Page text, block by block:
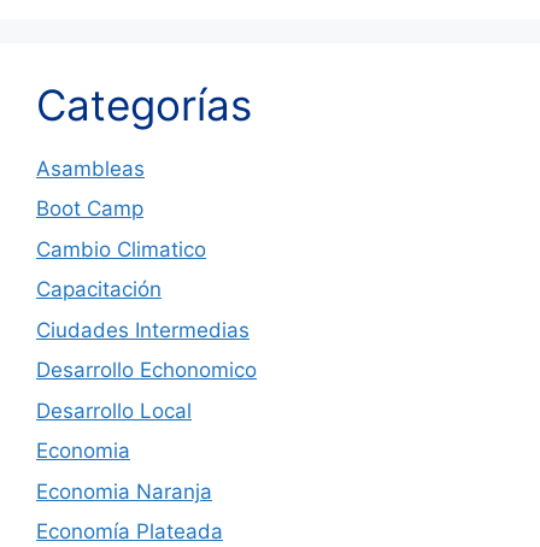
Categorías
Asambleas
Boot Camp
Cambio Climatico
Capacitación
Ciudades Intermedias
Desarrollo Echonomico
Desarrollo Local
Economia
Economia Naranja
Economía Plateada